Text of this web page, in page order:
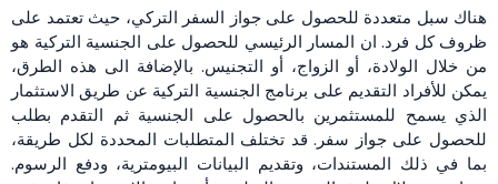
هناك سبل متعددة للحصول على جواز السفر التركي، حيث تعتمد على
ظروف كل فرد. ان المسار الرئيسي للحصول على الجنسية التركية هو
من خلال الولادة، أو الزواج، أو التجنيس. بالإضافة الى هذه الطرق،
يمكن للأفراد التقديم على برنامج الجنسية التركية عن طريق الاستثمار
الذي يسمح للمستثمرين بالحصول على الجنسية ثم التقدم بطلب
للحصول على جواز سفر. قد تختلف المتطلبات المحددة لكل طريقة،
بما في ذلك المستندات، وتقديم البيانات البيومترية، ودفع الرسوم.